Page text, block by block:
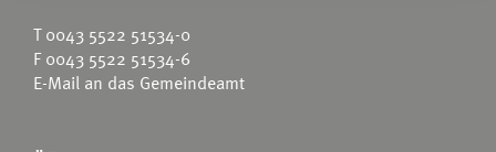
T0043 5522 51534-0
F 0043 5522 51534-6
E-Mail an das Gemeindeamt